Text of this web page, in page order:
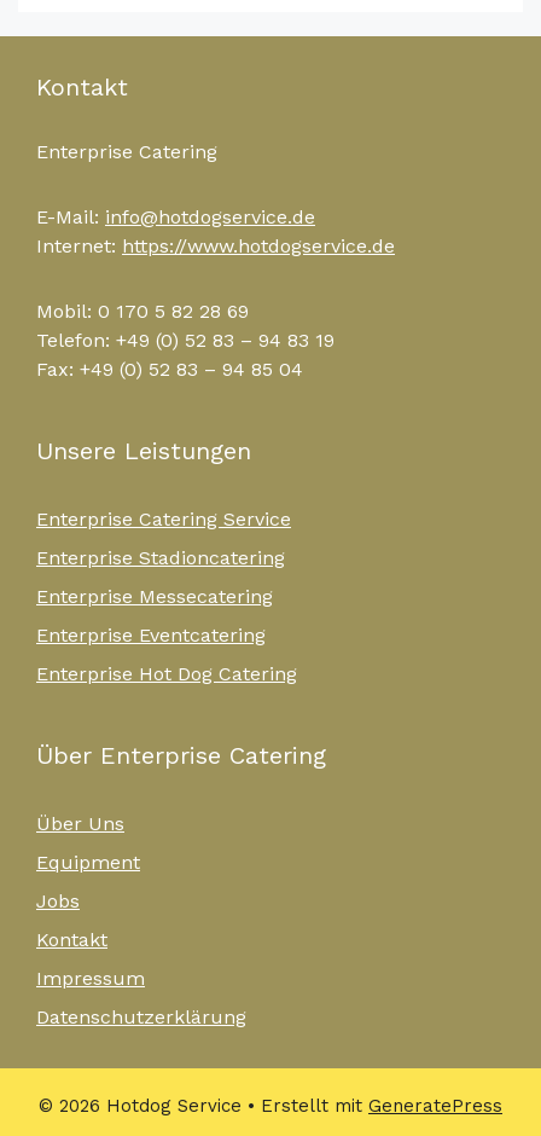
Kontakt
Enterprise Catering
E-Mail: info@hotdogservice.de
Internet: https://www.hotdogservice.de
Mobil: 0 170 5 82 28 69
Telefon: +49 (0) 52 83 – 94 83 19
Fax: +49 (0) 52 83 – 94 85 04
Unsere Leistungen
Enterprise Catering Service
Enterprise Stadioncatering
Enterprise Messecatering
Enterprise Eventcatering
Enterprise Hot Dog Catering
Über Enterprise Catering
Über Uns
Equipment
Jobs
Kontakt
Impressum
Datenschutzerklärung
© 2026 Hotdog Service • Erstellt mit GeneratePress